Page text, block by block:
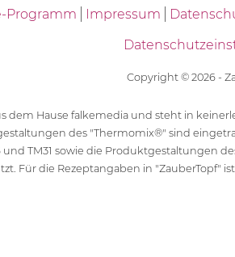
Programm Impressum
Copyright © 2026 -
dem Hause falkemedia und steht in
des "Thermomix®" sind
und TM31 sowie die Produktgestaltungen
Für die Rezeptangaben in "ZauberTopf"